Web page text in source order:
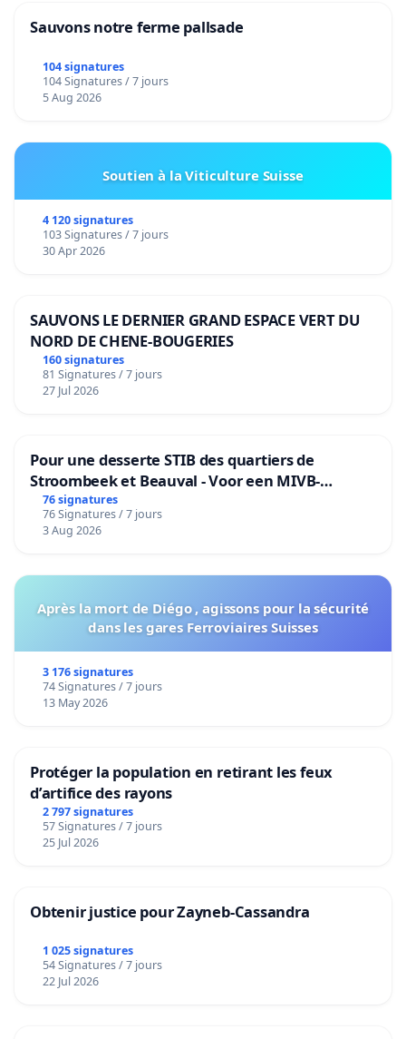
Sauvons notre ferme pallsade
104 signatures
104 Signatures / 7 jours
5 Aug 2026
Soutien à la Viticulture Suisse
4 120 signatures
103 Signatures / 7 jours
30 Apr 2026
SAUVONS LE DERNIER GRAND ESPACE VERT DU
NORD DE CHENE-BOUGERIES
160 signatures
81 Signatures / 7 jours
27 Jul 2026
Pour une desserte STIB des quartiers de
Stroombeek et Beauval - Voor een MIVB-
bediening van de wijken Strombeek en Het
Voor
76 signatures
76 Signatures / 7 jours
3 Aug 2026
Après la mort de Diégo , agissons pour la sécurité
dans les gares Ferroviaires Suisses
3 176 signatures
74 Signatures / 7 jours
13 May 2026
Protéger la population en retirant les feux
d’artifice des rayons
2 797 signatures
57 Signatures / 7 jours
25 Jul 2026
Obtenir justice pour Zayneb-Cassandra
1 025 signatures
54 Signatures / 7 jours
22 Jul 2026